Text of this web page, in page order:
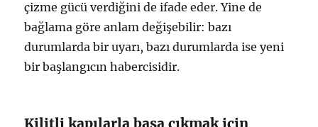
çizme gücü verdiğini de ifade eder. Yine de
bağlama göre anlam değişebilir: bazı
durumlarda bir uyarı, bazı durumlarda ise yeni
bir başlangıcın habercisidir.
Kilitli kapılarla başa çıkmak için